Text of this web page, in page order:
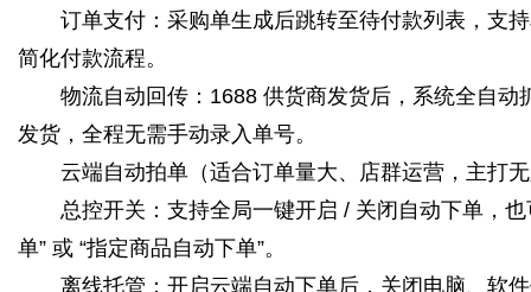
订单支付：采购单生成后跳转至待付款列表，支持
简化付款流程。
物流自动回传：1688 供货商发货后，系统全自动
发货，全程无需手动录入单号。
云端自动拍单（适合订单量大、店群运营，主打无
总控开关：支持全局一键开启 / 关闭自动下单，也
单” 或 “指定商品自动下单”。
离线托管：开启云端自动下单后，关闭电脑、软件